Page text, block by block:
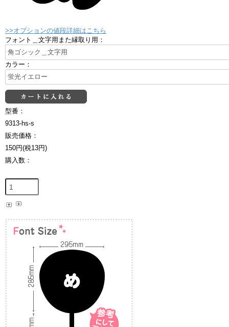
>>オプションの値段詳細はこちら
フォント＿文字用また縁取り用：
カラー：
型番：
9313-hs-s
販売価格：
150円(税13円)
購入数：